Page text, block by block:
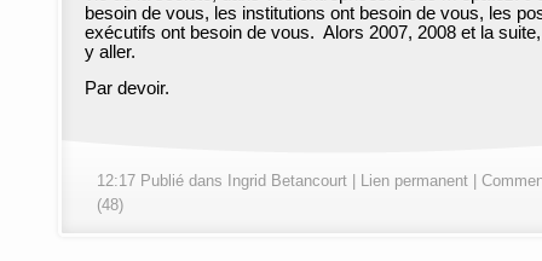
besoin de vous, les institutions ont besoin de vous, les
exécutifs ont besoin de vous. Alors 2007, 2008 et la
y aller.
Par devoir.
12:17 Publié dans Ingrid Betancourt Lien permanent
(48)